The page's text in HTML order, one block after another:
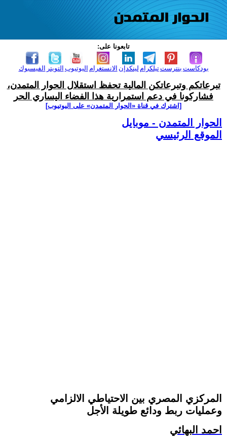
تابعونا على:
الفيسبوك التويتر اليوتيوب الانستغرام لينكدإن تيلكرامبنترست بودكاست
تبرعاتكم وتبرعاتكن المالية تحفظ استقلال الحوار المتمدن،
فشاركونا في دعم استمرارية هذا الفضاء اليساري الحر
[اشترك في قناة ‫«الحوار المتمدن» على اليوتيوب]
الحوار المتمدن - موبايل
الموقع الرئيسي
المركزي المصري بين الاحتياطي الالزامي
وعمليات ربط ودائع طويلة الأجل
احمد البهائي